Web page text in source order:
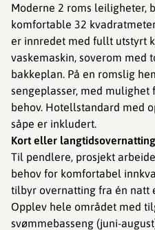
Moderne 2 roms leiligheter,
komfortable 32
er innredet med fullt utstyrt
vaskemaskin, soverom med
bakkeplan. På en romslig
sengeplasser, med mulighet
behov. Hotellstandard med
såpe er inkludert.
Kort eller langtidsovernatting
Til pendlere, prosjekt
behov for komfortabel
tilbyr overnatting fra én natt
Opplev hele området med
svømmebasseng (juni-